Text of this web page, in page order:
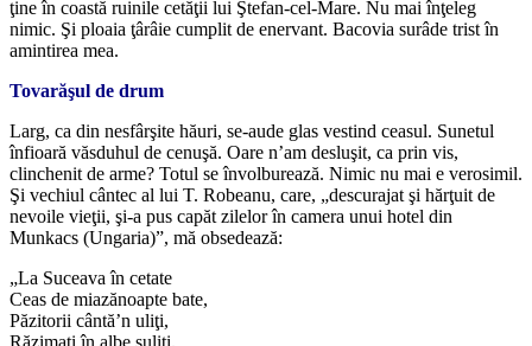
ţine în coastă ruinile cetăţii lui Ştefan-cel-Mare. Nu mai înţeleg
nimic. Şi ploaia ţârâie cumplit de enervant. Bacovia surâde trist în
amintirea mea.
Tovarăşul de drum
Larg, ca din nesfârşite hăuri, se-aude glas vestind ceasul. Sunetul
înfioară văsduhul de cenuşă. Oare n’am desluşit, ca prin vis,
clinchenit de arme? Totul se învolburează. Nimic nu mai e verosimil.
Şi vechiul cântec al lui T. Robeanu, care, „descurajat şi hărţuit de
nevoile vieţii, şi-a pus capăt zilelor în camera unui hotel din
Munkacs (Ungaria)”, mă obsedează:
„La Suceava în cetate
Ceas de miazănoapte bate,
Păzitorii cântă’n uliţi,
Răzimaţi în albe suliţi.